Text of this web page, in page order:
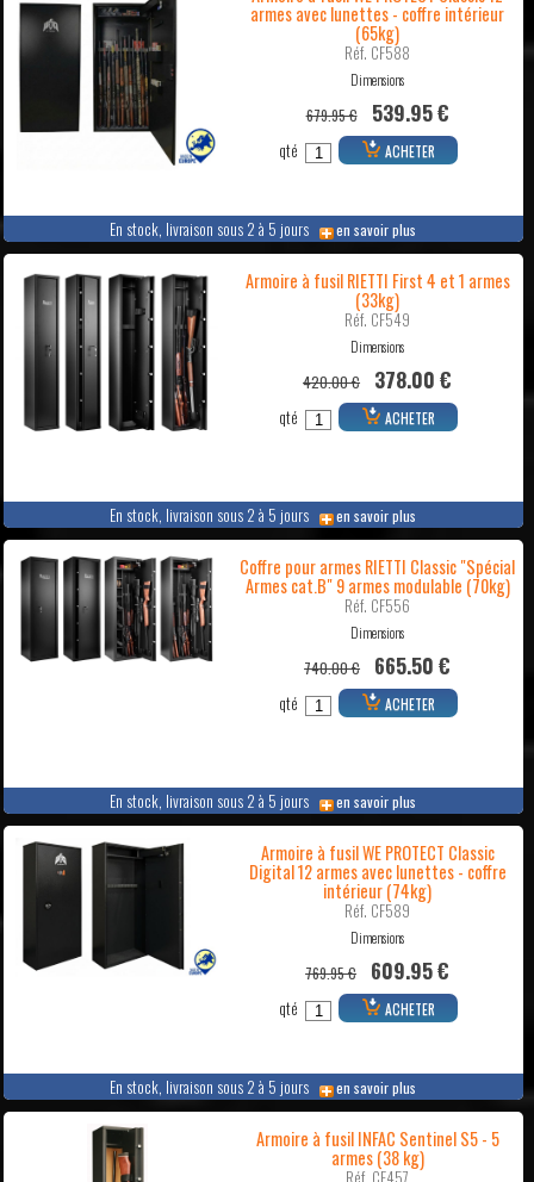
En stock, livraison sous 2 à 5 jours en savoir plus
armes avec lunettes - coffre intérieur
(65kg)
Réf. CF588
Dimensions
679.95 € 539.95 €
qté ACHETER
En stock, livraison sous 2 à 5 jours en savoir plus
Armoire à fusil RIETTI First 4 et 1 armes
(33kg)
Réf. CF549
Dimensions
420.00 € 378.00 €
qté ACHETER
En stock, livraison sous 2 à 5 jours en savoir plus
Coffre pour armes RIETTI Classic "Spécial
Armes cat.B" 9 armes modulable (70kg)
Réf. CF556
Dimensions
740.00 € 665.50 €
qté ACHETER
En stock, livraison sous 2 à 5 jours en savoir plus
Armoire à fusil WE PROTECT Classic
Digital 12 armes avec lunettes - coffre
intérieur (74kg)
Réf. CF589
Dimensions
769.95 € 609.95 €
qté ACHETER
Armoire à fusil INFAC Sentinel S5 - 5
armes (38 kg)
Réf. CF457